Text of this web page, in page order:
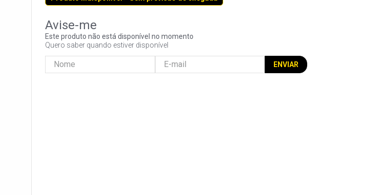
Este produto não está disponível no momento
Quero saber quando estiver disponível
ENVIAR